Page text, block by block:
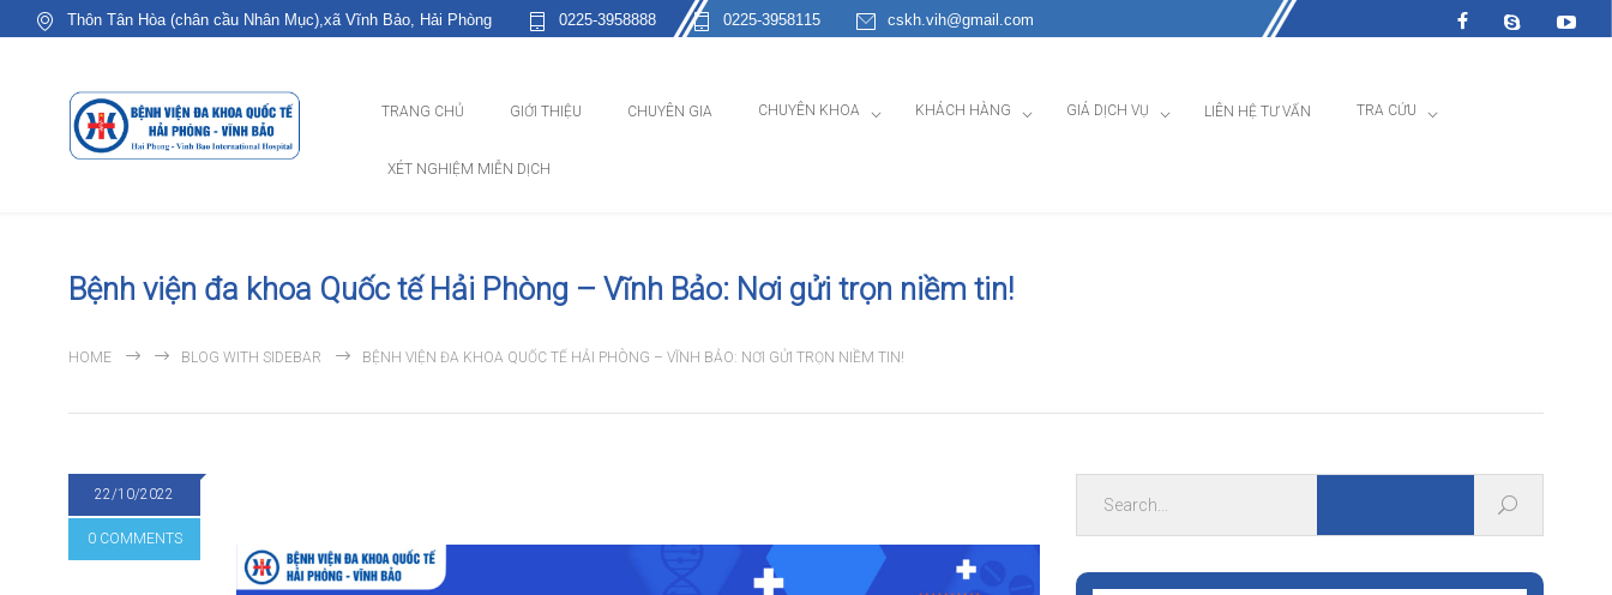
Thôn Tân Hòa (chân cầu Nhân Mục),xã Vĩnh Bảo, Hải Phòng 0225-3958888 0225-3958115 cskh.vih@gmail.com
TRANG CHỦ GIỚI THIỆU CHUYÊN GIA CHUYÊN KHOA KHÁCH HÀNG GIÁ DỊCH VỤ LIÊN HỆ TƯ VẤN TRA CỨU
XÉT NGHIỆM MIỄN DỊCH
Bệnh viện đa khoa Quốc tế Hải Phòng – Vĩnh Bảo: Nơi gửi trọn niềm tin!
HOME BLOG WITH SIDEBAR BỆNH VIỆN ĐA KHOA QUỐC TẾ HẢI PHÒNG – VĨNH BẢO: NƠI GỬI TRỌN NIỀM TIN!
22/10/2022
0 COMMENTS